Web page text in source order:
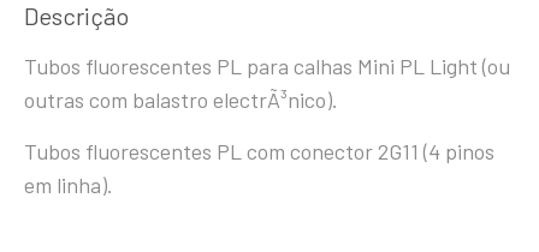
Descrição
Tubos fluorescentes PL para calhas Mini PL Light (ou
outras com balastro electrÃ³nico).
Tubos fluorescentes PL com conector 2G11 (4 pinos
em linha).